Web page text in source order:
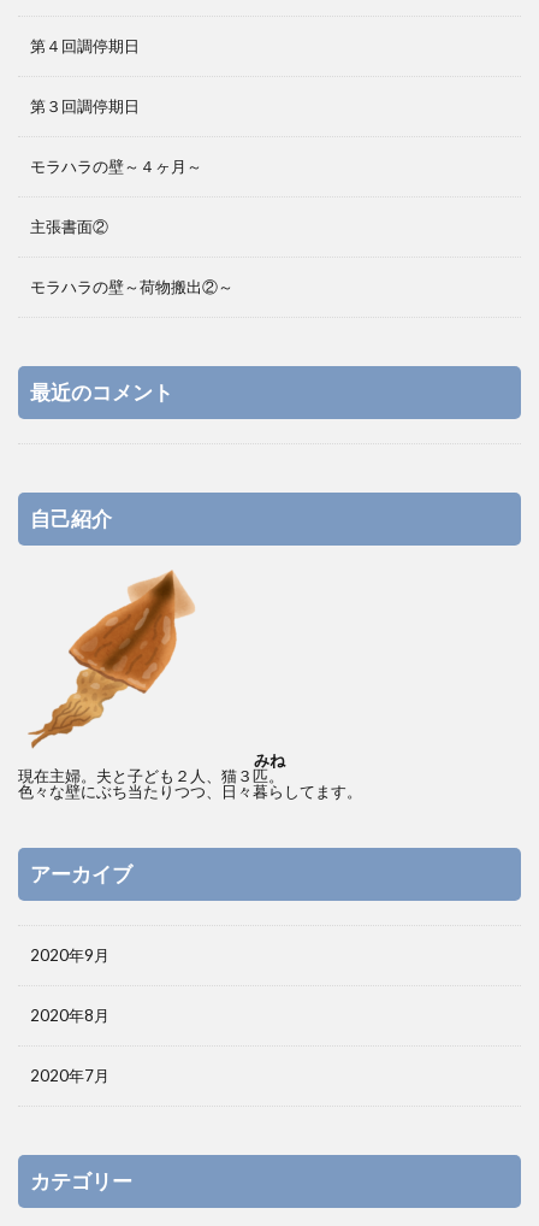
第４回調停期日
第３回調停期日
モラハラの壁～４ヶ月～
主張書面②
モラハラの壁～荷物搬出②～
最近のコメント
自己紹介
みね
現在主婦。夫と子ども２人、猫３匹。
色々な壁にぶち当たりつつ、日々暮らしてます。
アーカイブ
2020年9月
2020年8月
2020年7月
カテゴリー